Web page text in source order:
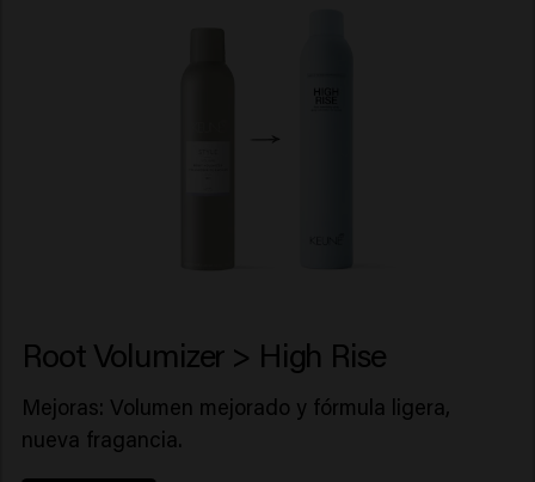
Root Volumizer > High Rise
Mejoras: Volumen mejorado y fórmula ligera,
nueva fragancia.